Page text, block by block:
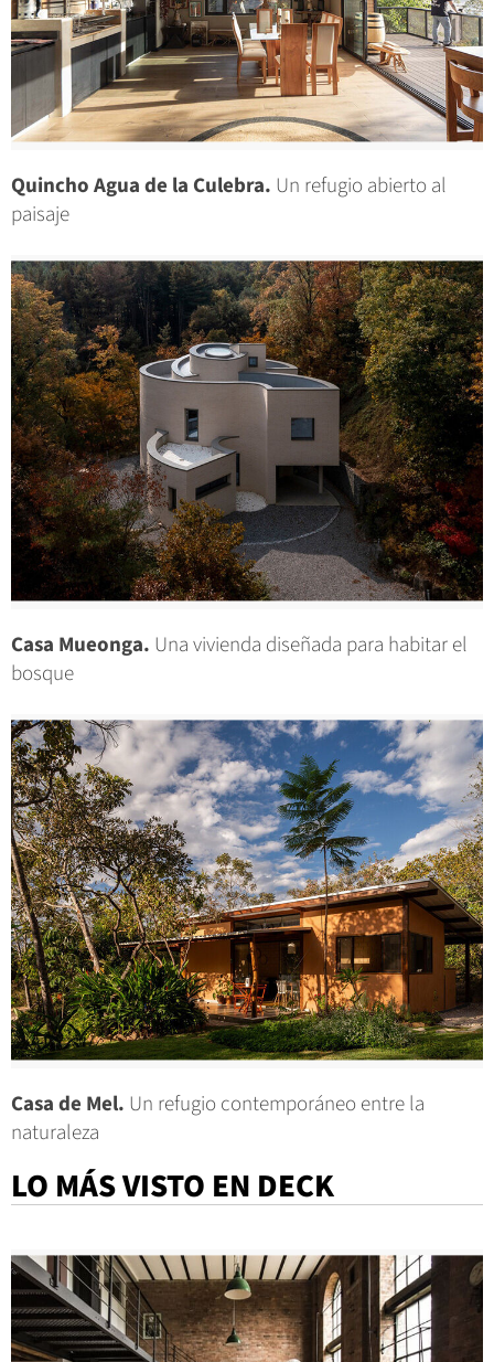
Quincho Agua de la Culebra. Un refugio abierto al
paisaje
Casa Mueonga. Una vivienda diseñada para habitar el
bosque
Casa de Mel. Un refugio contemporáneo entre la
naturaleza
LO MÁS VISTO EN DECK